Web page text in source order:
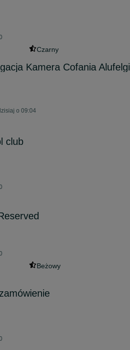
Czarny
Kamera Cofania Alufelgi
o 09:04
club
Beżowy